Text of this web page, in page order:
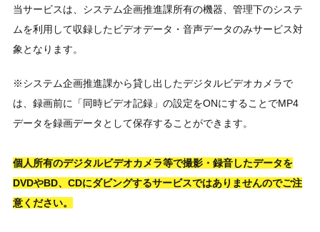
当サービスは、システム企画推進課所有の機器、管理下のシステ
ムを利用して収録したビデオデータ・音声データのみサービス対
象となります。
※システム企画推進課から貸し出したデジタルビデオカメラで
は、録画前に「同時ビデオ記録」の設定をONにすることでMP4
データを録画データとして保存することができます。
個人所有のデジタルビデオカメラ等で撮影・録音したデータを
DVDやBD、CDにダビングするサービスではありませんのでご注
意ください。